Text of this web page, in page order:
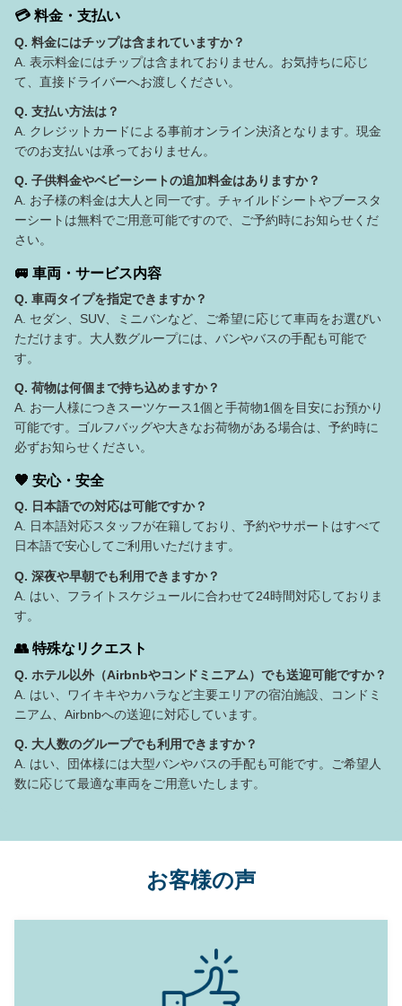
💳 料金・支払い
Q. 料金にはチップは含まれていますか？
A. 表示料金にはチップは含まれておりません。お気持ちに応じ
て、直接ドライバーへお渡しください。
Q. 支払い方法は？
A. クレジットカードによる事前オンライン決済となります。現金
でのお支払いは承っておりません。
Q. 子供料金やベビーシートの追加料金はありますか？
A. お子様の料金は大人と同一です。チャイルドシートやブースタ
ーシートは無料でご用意可能ですので、ご予約時にお知らせくだ
さい。
🚐 車両・サービス内容
Q. 車両タイプを指定できますか？
A. セダン、SUV、ミニバンなど、ご希望に応じて車両をお選びい
ただけます。大人数グループには、バンやバスの手配も可能で
す。
Q. 荷物は何個まで持ち込めますか？
A. お一人様につきスーツケース1個と手荷物1個を目安にお預かり
可能です。ゴルフバッグや大きなお荷物がある場合は、予約時に
必ずお知らせください。
🧡 安心・安全
Q. 日本語での対応は可能ですか？
A. 日本語対応スタッフが在籍しており、予約やサポートはすべて
日本語で安心してご利用いただけます。
Q. 深夜や早朝でも利用できますか？
A. はい、フライトスケジュールに合わせて24時間対応しておりま
す。
👥 特殊なリクエスト
Q. ホテル以外（Airbnbやコンドミニアム）でも送迎可能ですか？
A. はい、ワイキキやカハラなど主要エリアの宿泊施設、コンドミ
ニアム、Airbnbへの送迎に対応しています。
Q. 大人数のグループでも利用できますか？
A. はい、団体様には大型バンやバスの手配も可能です。ご希望人
数に応じて最適な車両をご用意いたします。
お客様の声